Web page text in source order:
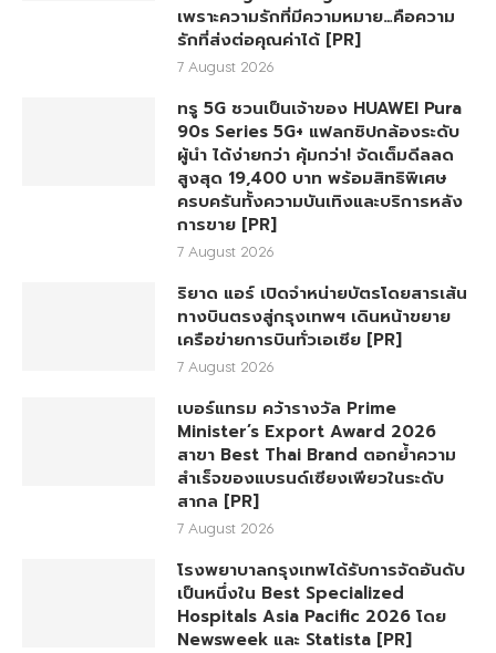
เพราะความรักที่มีความหมาย…คือความ
รักที่ส่งต่อคุณค่าได้ [PR]
7 August 2026
ทรู 5G ชวนเป็นเจ้าของ HUAWEI Pura
90s Series 5G+ แฟลกชิปกล้องระดับ
ผู้นำ ได้ง่ายกว่า คุ้มกว่า! จัดเต็มดีลลด
สูงสุด 19,400 บาท พร้อมสิทธิพิเศษ
ครบครันทั้งความบันเทิงและบริการหลัง
การขาย [PR]
7 August 2026
ริยาด แอร์ เปิดจำหน่ายบัตรโดยสารเส้น
ทางบินตรงสู่กรุงเทพฯ เดินหน้าขยาย
เครือข่ายการบินทั่วเอเชีย [PR]
7 August 2026
เบอร์แทรม คว้ารางวัล Prime
Minister’s Export Award 2026
สาขา Best Thai Brand ตอกย้ำความ
สำเร็จของแบรนด์เซียงเพียวในระดับ
สากล [PR]
7 August 2026
โรงพยาบาลกรุงเทพได้รับการจัดอันดับ
เป็นหนึ่งใน Best Specialized
Hospitals Asia Pacific 2026 โดย
Newsweek และ Statista [PR]